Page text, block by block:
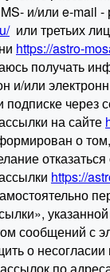
и/или e-mail -
или третьих
https://astro-
получать
и/или
через
на сайте
о том,
отказаться
https://
указанной
сообщений с
о несогласии
по